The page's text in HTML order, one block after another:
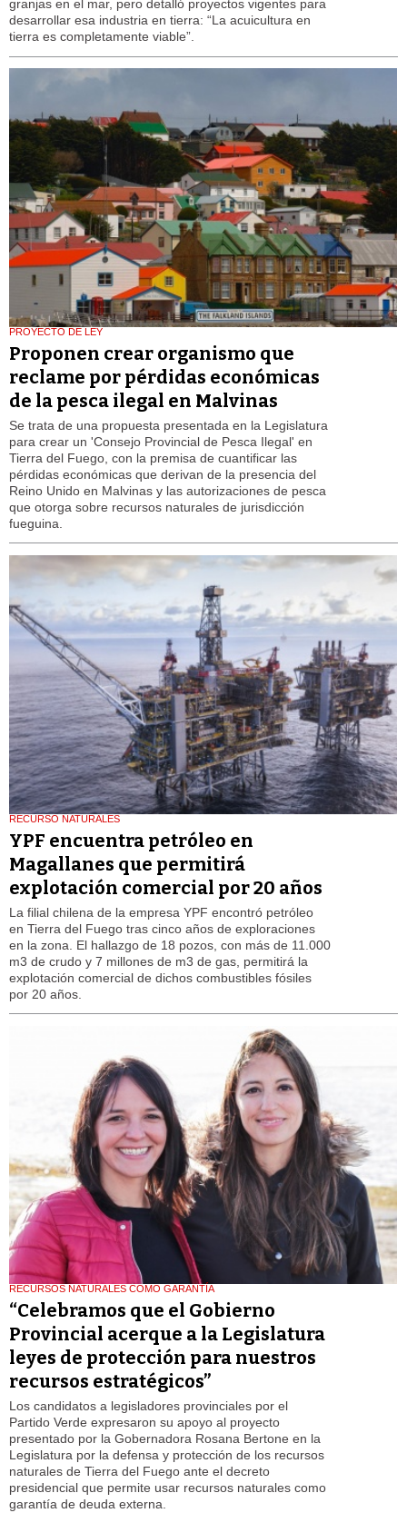
granjas en el mar, pero detalló proyectos vigentes para
desarrollar esa industria en tierra: “La acuicultura en
tierra es completamente viable”.
PROYECTO DE LEY
Proponen crear organismo que
reclame por pérdidas económicas
de la pesca ilegal en Malvinas
Se trata de una propuesta presentada en la Legislatura
para crear un 'Consejo Provincial de Pesca Ilegal' en
Tierra del Fuego, con la premisa de cuantificar las
pérdidas económicas que derivan de la presencia del
Reino Unido en Malvinas y las autorizaciones de pesca
que otorga sobre recursos naturales de jurisdicción
fueguina.
RECURSO NATURALES
YPF encuentra petróleo en
Magallanes que permitirá
explotación comercial por 20 años
La filial chilena de la empresa YPF encontró petróleo
en Tierra del Fuego tras cinco años de exploraciones
en la zona. El hallazgo de 18 pozos, con más de 11.000
m3 de crudo y 7 millones de m3 de gas, permitirá la
explotación comercial de dichos combustibles fósiles
por 20 años.
RECURSOS NATURALES COMO GARANTÍA
“Celebramos que el Gobierno
Provincial acerque a la Legislatura
leyes de protección para nuestros
recursos estratégicos”
Los candidatos a legisladores provinciales por el
Partido Verde expresaron su apoyo al proyecto
presentado por la Gobernadora Rosana Bertone en la
Legislatura por la defensa y protección de los recursos
naturales de Tierra del Fuego ante el decreto
presidencial que permite usar recursos naturales como
garantía de deuda externa.